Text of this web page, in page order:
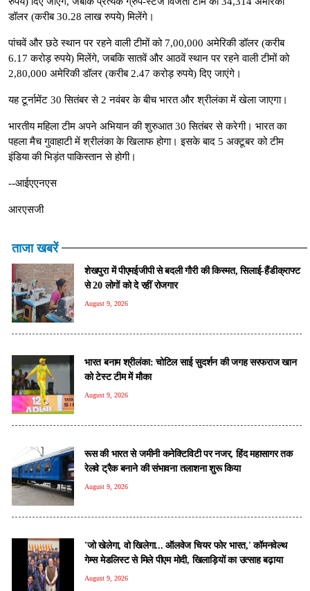
डॉलर (करीब 30.28 लाख रुपये) मिलेंगे।
पांचवें और छठे स्थान पर रहने वाली टीमों को 7,00,000 अमेरिकी डॉलर (करीब
6.17 करोड़ रुपये) मिलेंगे, जबकि सातवें और आठवें स्थान पर रहने वाली टीमों को
2,80,000 अमेरिकी डॉलर (करीब 2.47 करोड़ रुपये) दिए जाएंगे।
यह टूर्नामेंट 30 सितंबर से 2 नवंबर के बीच भारत और श्रीलंका में खेला जाएगा।
भारतीय महिला टीम अपने अभियान की शुरुआत 30 सितंबर से करेगी। भारत का
पहला मैच गुवाहाटी में श्रीलंका के खिलाफ होगा। इसके बाद 5 अक्टूबर को टीम
इंडिया की भिड़ंत पाकिस्तान से होगी।
--आईएएनएस
आरएसजी
ताजा खबरें
शेखपुरा में पीएमईजीपी से बदली गौरी की किस्मत, सिलाई-हैंडीक्राफ्ट
से 20 लोगों को दे रहीं रोजगार
August 9, 2026
भारत बनाम श्रीलंका: चोटिल साई सुदर्शन की जगह सरफराज खान
को टेस्ट टीम में मौका
August 9, 2026
रूस की भारत से जमीनी कनेक्टिविटी पर नजर, हिंद महासागर तक
रेलवे ट्रैक बनाने की संभावना तलाशना शुरू किया
August 9, 2026
'जो खेलेगा, वो खिलेगा... ऑलवेज चियर फोर भारत,' कॉमनवेल्थ
गेम्स मेडलिस्ट से मिले पीएम मोदी, खिलाड़ियों का उत्साह बढ़ाया
August 9, 2026